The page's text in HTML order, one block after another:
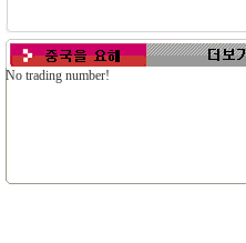
No trading number!